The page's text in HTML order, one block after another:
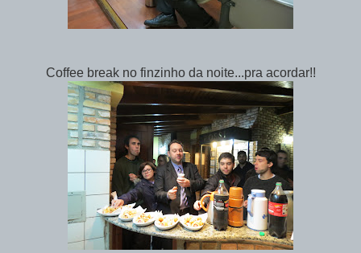
Coffee break no finzinho da noite...pra acordar!!